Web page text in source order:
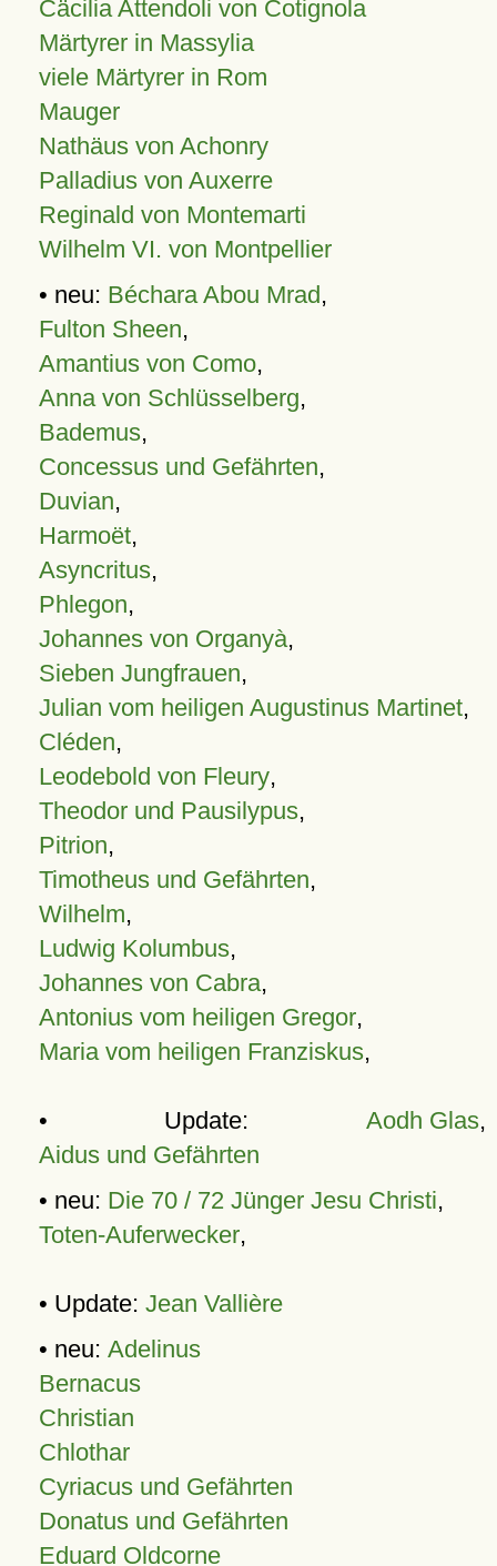
Cäcilia Attendoli von Cotignola
Märtyrer in Massylia
viele Märtyrer in Rom
Mauger
Nathäus von Achonry
Palladius von Auxerre
Reginald von Montemarti
Wilhelm VI. von Montpellier
• neu: Béchara Abou Mrad,
Fulton Sheen,
Amantius von Como,
Anna von Schlüsselberg,
Bademus,
Concessus und Gefährten,
Duvian,
Harmoët,
Asyncritus,
Phlegon,
Johannes von Organyà,
Sieben Jungfrauen,
Julian vom heiligen Augustinus Martinet,
Cléden,
Leodebold von Fleury,
Theodor und Pausilypus,
Pitrion,
Timotheus und Gefährten,
Wilhelm,
Ludwig Kolumbus,
Johannes von Cabra,
Antonius vom heiligen Gregor,
Maria vom heiligen Franziskus,
• Update: Aodh Glas,
Aidus und Gefährten
• neu: Die 70 / 72 Jünger Jesu Christi,
Toten-Auferwecker,
• Update: Jean Vallière
• neu: Adelinus
Bernacus
Christian
Chlothar
Cyriacus und Gefährten
Donatus und Gefährten
Eduard Oldcorne